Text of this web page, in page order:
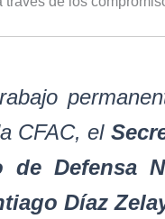
CFAC, el
de Defensa
Díaz